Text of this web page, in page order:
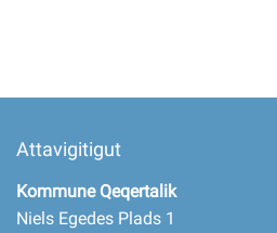
Attavigitigut
Kommune Qeqertalik
Niels Egedes Plads 1